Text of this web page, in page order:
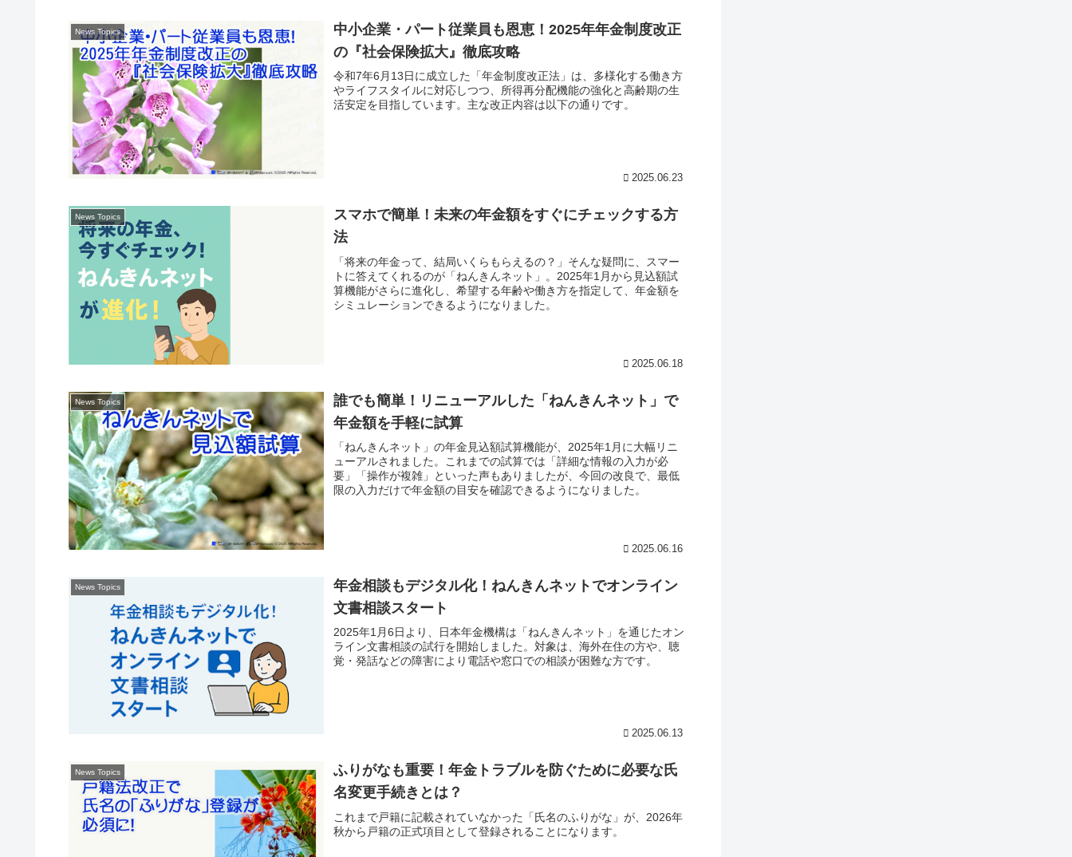
News Topics
中小企業・パート従業員も恩恵！2025年年金制度改正
の『社会保険拡大』徹底攻略
令和7年6月13日に成立した「年金制度改正法」は、多様化する働き方
やライフスタイルに対応しつつ、所得再分配機能の強化と高齢期の生
活安定を目指しています。主な改正内容は以下の通りです。
2025.06.23
News Topics
スマホで簡単！未来の年金額をすぐにチェックする方
法
「将来の年金って、結局いくらもらえるの？」そんな疑問に、スマー
トに答えてくれるのが「ねんきんネット」。2025年1月から見込額試
算機能がさらに進化し、希望する年齢や働き方を指定して、年金額を
シミュレーションできるようになりました。
2025.06.18
News Topics
誰でも簡単！リニューアルした「ねんきんネット」で
年金額を手軽に試算
「ねんきんネット」の年金見込額試算機能が、2025年1月に大幅リニ
ューアルされました。これまでの試算では「詳細な情報の入力が必
要」「操作が複雑」といった声もありましたが、今回の改良で、最低
限の入力だけで年金額の目安を確認できるようになりました。
2025.06.16
News Topics
年金相談もデジタル化！ねんきんネットでオンライン
文書相談スタート
2025年1月6日より、日本年金機構は「ねんきんネット」を通じたオン
ライン文書相談の試行を開始しました。対象は、海外在住の方や、聴
覚・発話などの障害により電話や窓口での相談が困難な方です。
2025.06.13
News Topics
ふりがなも重要！年金トラブルを防ぐために必要な氏
名変更手続きとは？
これまで戸籍に記載されていなかった「氏名のふりがな」が、2026年
秋から戸籍の正式項目として登録されることになります。